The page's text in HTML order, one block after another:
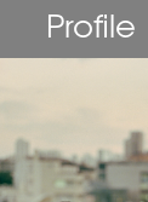
Profile